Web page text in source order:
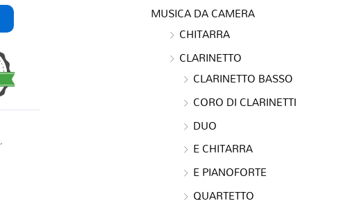
,
MUSICA DA CAMERA
CHITARRA
CLARINETTO
CLARINETTO BASSO
CORO DI CLARINETTI
DUO
E CHITARRA
E PIANOFORTE
QUARTETTO